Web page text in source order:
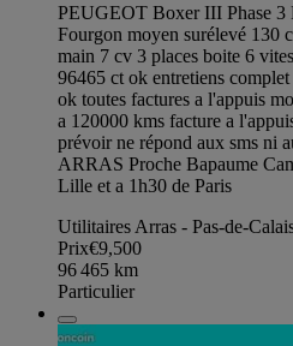
PEUGEOT Boxer III Phase
Fourgon moyen surélevé 130
main 7 cv 3 places boite 6
96465 ct ok entretiens
ok toutes factures a l'appuis
a 120000 kms facture a
prévoir ne répond aux sms ni
ARRAS Proche Bapaume
Lille et a 1h30 de Paris
Utilitaires Arras - Pas-de-
Prix€9,500
96 465 km
Particulier